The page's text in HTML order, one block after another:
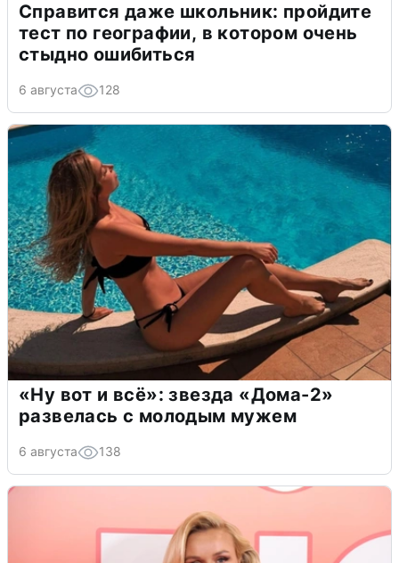
Справится даже школьник: пройдите
тест по географии, в котором очень
стыдно ошибиться
6 августа 128
«Ну вот и всё»: звезда «Дома-2»
развелась с молодым мужем
6 августа 138